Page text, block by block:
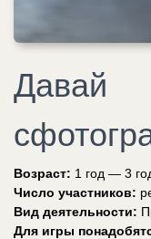
Давай
Возраст: 1 год — 3
Число участников:
Вид деятельности:
Для игры